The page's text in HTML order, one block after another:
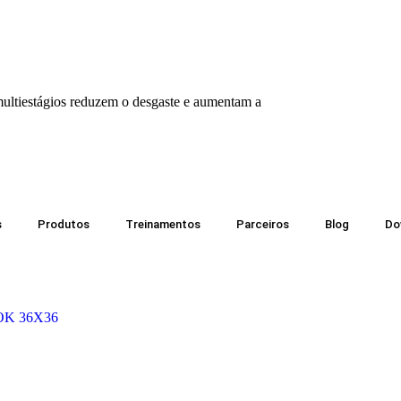
reduzem o desgaste e aumentam a
Produtos Treinamentos Parceiros Blog